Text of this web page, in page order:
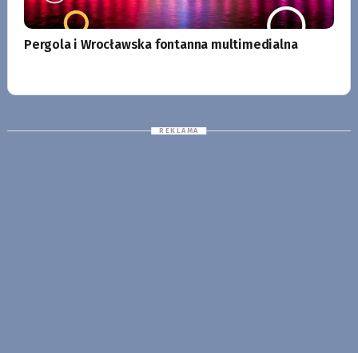
Pergola i Wrocławska fontanna multimedialna